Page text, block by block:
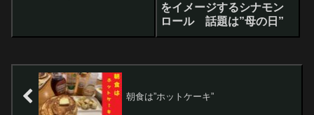
をイメージするシナモン
ロール 話題は”母の日”
朝食は”ホットケーキ”